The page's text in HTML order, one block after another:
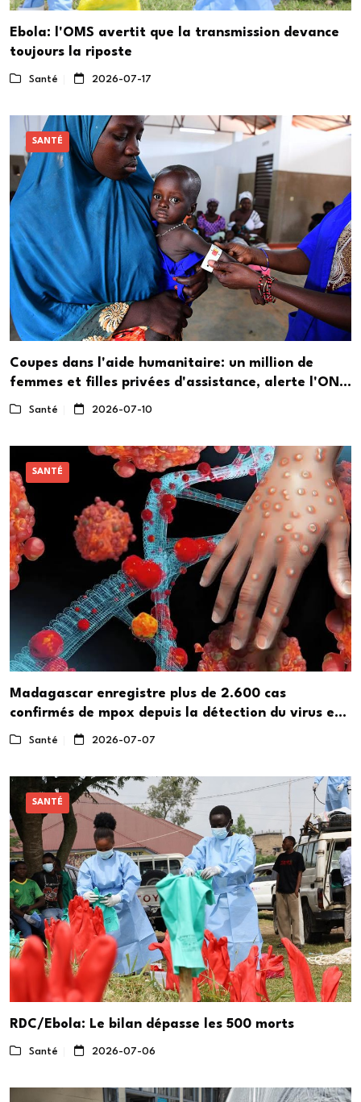
Ebola: l'OMS avertit que la transmission devance
toujours la riposte
Santé 2026-07-17
SANTÉ
Coupes dans l'aide humanitaire: un million de
femmes et filles privées d'assistance, alerte l'ONU
Femmes
Santé 2026-07-10
SANTÉ
Madagascar enregistre plus de 2.600 cas
confirmés de mpox depuis la détection du virus en
décembre dernier
Santé 2026-07-07
SANTÉ
RDC/Ebola: Le bilan dépasse les 500 morts
Santé 2026-07-06